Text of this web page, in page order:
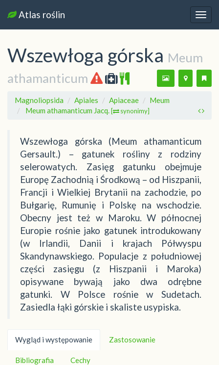
Atlas roślin
Wszewłoga górska Meum
athamanticum
Magnoliopsida Apiales Apiaceae
Meum
Meum athamanticum Jacq. [ synonimy]
Wszewłoga górska (Meum athamanticum
Gersault.) – gatunek rośliny z rodziny
selerowatych. Zasięg gatunku obejmuje
Europę Zachodnią i Środkową – od Hiszpanii,
Francji i Wielkiej Brytanii na zachodzie, po
Bułgarię, Rumunię i Polskę na wschodzie.
Obecny jest też w Maroku. W północnej
Europie rośnie jako gatunek introdukowany
(w Irlandii, Danii i krajach Półwyspu
Skandynawskiego. Populacje z południowej
części zasięgu (z Hiszpanii i Maroka)
opisywane bywają jako dwa odrębne
gatunki. W Polsce rośnie w Sudetach.
Zasiedla łąki górskie i skaliste usypiska.
Wygląd i występowanie Zastosowanie
Bibliografia Cechy